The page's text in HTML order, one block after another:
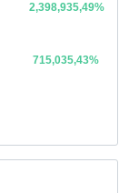
2,398,935,49%
715,035,43%